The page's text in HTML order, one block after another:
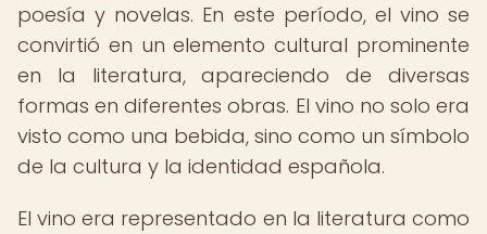
poesía y novelas. En este período, el vino se
convirtió en un elemento cultural prominente
en la literatura, apareciendo de diversas
formas en diferentes obras. El vino no solo era
visto como una bebida, sino como un símbolo
de la cultura y la identidad española.
El vino era representado en la literatura como